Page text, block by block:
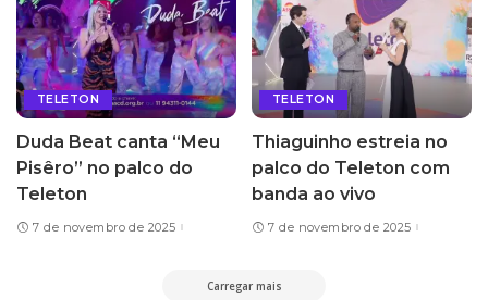
TELETON
Duda Beat canta “Meu
Pisêro” no palco do
Teleton
7 de novembro de 2025
TELETON
Thiaguinho estreia no
palco do Teleton com
banda ao vivo
7 de novembro de 2025
Carregar mais